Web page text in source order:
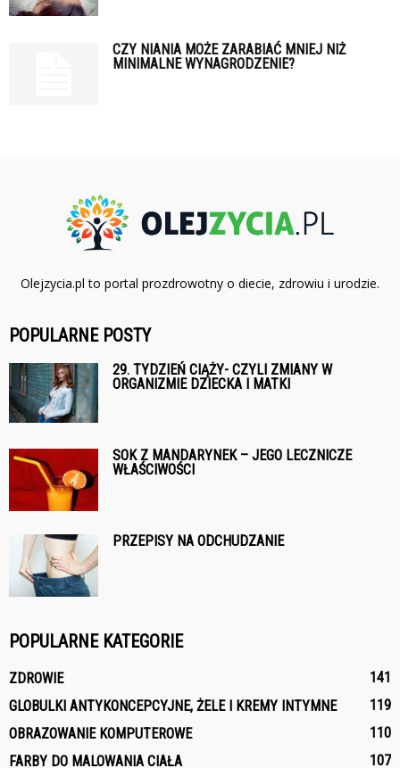
CZY NIANIA MOŻE ZARABIAĆ MNIEJ NIŻ
MINIMALNE WYNAGRODZENIE?
Olejzycia.pl to portal prozdrowotny o diecie, zdrowiu i urodzie.
POPULARNE POSTY
29. TYDZIEŃ CIĄŻY- CZYLI ZMIANY W
ORGANIZMIE DZIECKA I MATKI
SOK Z MANDARYNEK – JEGO LECZNICZE
WŁAŚCIWOŚCI
PRZEPISY NA ODCHUDZANIE
POPULARNE KATEGORIE
ZDROWIE
141
GLOBULKI ANTYKONCEPCYJNE, ŻELE I KREMY INTYMNE
119
OBRAZOWANIE KOMPUTEROWE
110
FARBY DO MALOWANIA CIAŁA
107